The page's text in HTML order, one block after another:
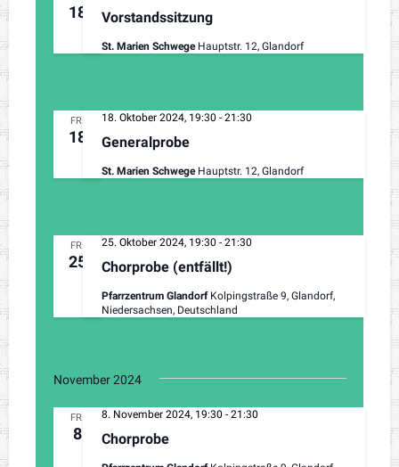
18 Vorstandssitzung
St. Marien Schwege Hauptstr. 12, Glandorf
FR.
18 Generalprobe
18. Oktober 2024, 19:30 - 21:30
St. Marien Schwege Hauptstr. 12, Glandorf
FR.
25 Chorprobe (entfällt!)
25. Oktober 2024, 19:30 - 21:30
Pfarrzentrum Glandorf Kolpingstraße 9, Glandorf,
Niedersachsen, Deutschland
November 2024
FR.
8 Chorprobe
8. November 2024, 19:30 - 21:30